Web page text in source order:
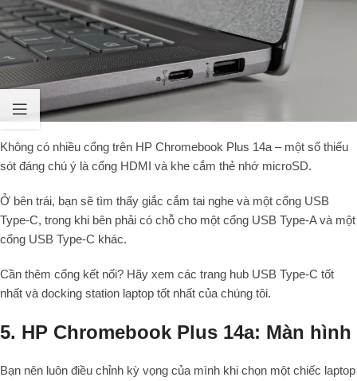
Không có nhiều cổng trên HP Chromebook Plus 14a – một số thiếu
sót đáng chú ý là cổng HDMI và khe cắm thẻ nhớ microSD.
Ở bên trái, bạn sẽ tìm thấy giắc cắm tai nghe và một cổng USB
Type-C, trong khi bên phải có chỗ cho một cổng USB Type-A và một
cổng USB Type-C khác.
Cần thêm cổng kết nối? Hãy xem các trang hub USB Type-C tốt
nhất và docking station laptop tốt nhất của chúng tôi.
5. HP Chromebook Plus 14a: Màn hình
Bạn nên luôn điều chỉnh kỳ vọng của mình khi chọn một chiếc laptop